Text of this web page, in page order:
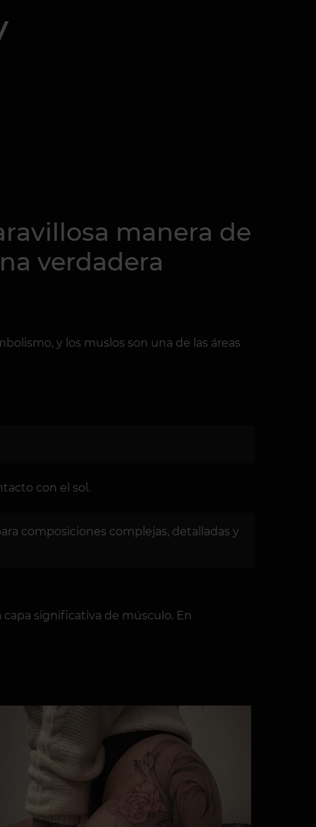
manera de
verdadera
y los muslos son una de las áreas
con el sol.
composiciones complejas, detalladas y
significativa de músculo. En